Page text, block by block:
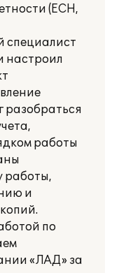
(ЕСН,
настроил
разобраться
работы
работы,
и
по
«ЛАД» за